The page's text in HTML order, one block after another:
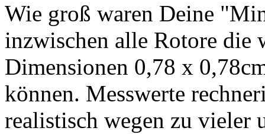
Wie groß waren Deine
inzwischen alle Rotore
Dimensionen 0,78 x
können. Messwerte
realistisch wegen zu vieler